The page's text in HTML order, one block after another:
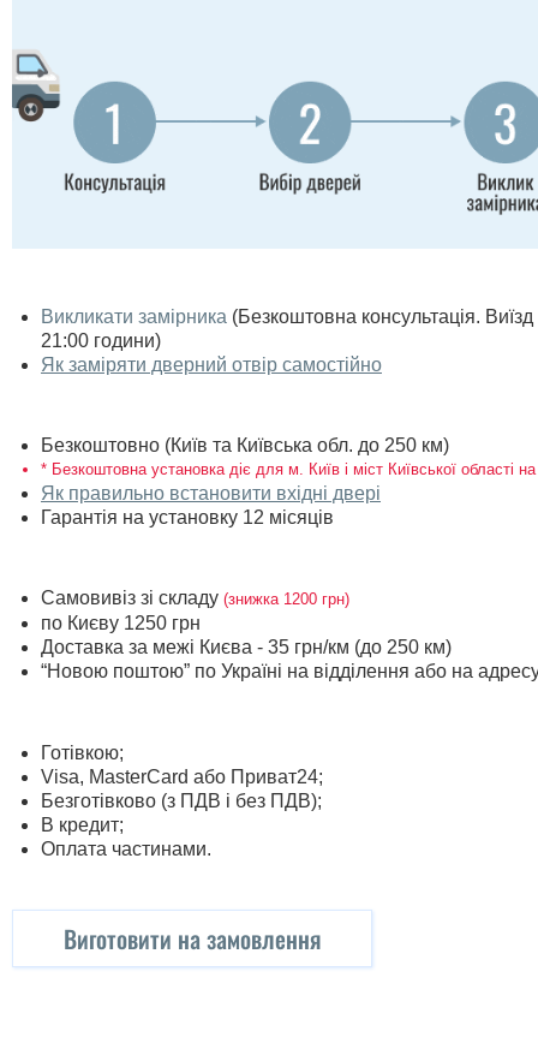
Викликати замірника (Безкоштовна консультація.
21:00 години)
Як заміряти дверний отвір самостійно
Безкоштовно (Київ та Київська обл. до 250 км)
* Безкоштовна установка діє для м. Київ і міст Київської області
Як правильно встановити вхідні двері
Гарантія на установку 12 місяців
Самовивіз зі складу (знижка 1200 грн)
по Києву 1250 грн
Доставка за межі Києва - 35 грн/км (до 250 км)
“Новою поштою” по Україні на відділення або на
Готівкою;
Visa, MasterСard або Приват24;
Безготівково (з ПДВ і без ПДВ);
В кредит;
Оплата частинами.
Виготовити на замовлення